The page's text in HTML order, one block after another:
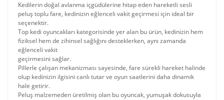
Kedilerin doğal avlanma içgüdülerine hitap eden hareketli sesli
peluş toplu fare, kedinizin eğlenceli vakit geçirmesi için ideal bir
seçenektir.
Top kedi oyuncakları kategorisinde yer alan bu ürün, kedinizin hem
fiziksel hem de zihinsel sağlığını desteklerken, aynı zamanda
eğlenceli vakit
geçirmesini sağlar.
Pillerle çalışan mekanizması sayesinde, fare sürekli hareket halinde
olup kedinizin ilgisini canlı tutar ve oyun saatlerini daha dinamik
hale getirir.
Peluş malzemeden üretilmiş olan bu oyuncak, yumuşak dokusuyla